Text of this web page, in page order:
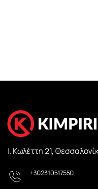
Ι. Κωλέττη 21,
+302310517550